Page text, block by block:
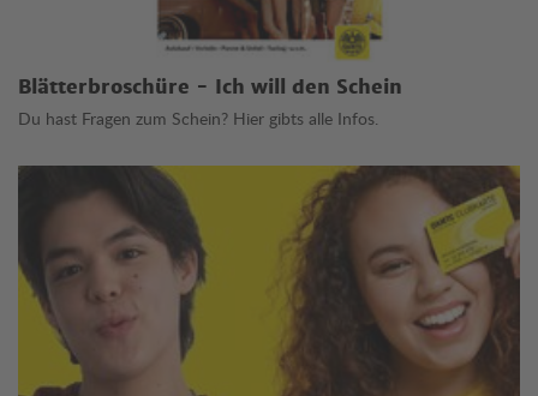
Blätterbroschüre - Ich will den Schein
Du hast Fragen zum Schein? Hier gibts alle Infos.